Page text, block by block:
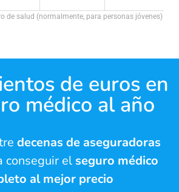
de salud (normalmente, para personas jóvenes)
de euros en
médico al año
decenas de aseguradoras
conseguir elseguro médico
al mejor precio